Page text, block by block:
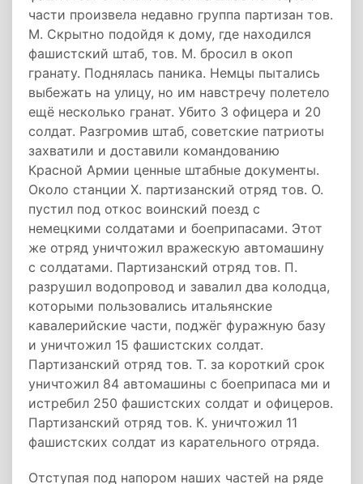
части произвела недавно группа партизан тов.
М. Скрытно подойдя к дому, где находился
фашистский штаб, тов. М. бросил в окоп
гранату. Поднялась паника. Немцы пытались
выбежать на улицу, но им навстречу полетело
ещё несколько гранат. Убито 3 офицера и 20
солдат. Разгромив штаб, советские патриоты
захватили и доставили командованию
Красной Армии ценные штабные документы.
Около станции X. партизанский отряд тов. О.
пустил под откос воинский поезд с
немецкими солдатами и боеприпасами. Этот
же отряд уничтожил вражескую автомашину
с солдатами. Партизанский отряд тов. П.
разрушил водопровод и завалил два колодца,
которыми пользовались итальянские
кавалерийские части, поджёг фуражную базу
и уничтожил 15 фашистских солдат.
Партизанский отряд тов. Т. за короткий срок
уничтожил 84 автомашины с боеприпаса ми и
истребил 250 фашистских солдат и офицеров.
Партизанский отряд тов. К. уничтожил 11
фашистских солдат из карательного отряда.
Отступая под напором наших частей на ряде